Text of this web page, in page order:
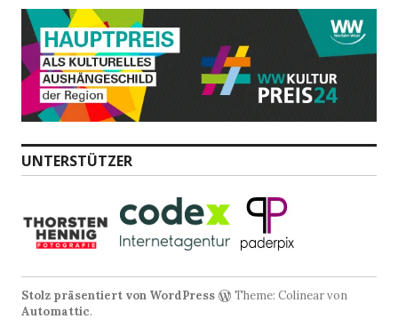
UNTERSTÜTZER
Stolz präsentiert von WordPress
Theme: Colinear von
Automattic.